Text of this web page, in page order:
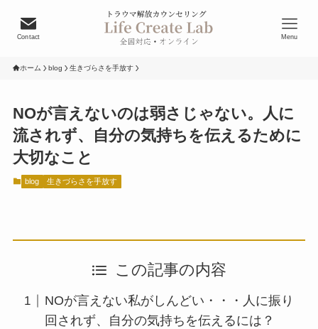
Contact Menu
ホーム blog 生きづらさを手放す
NOが言えないのは弱さじゃない。人に
流されず、自分の気持ちを伝えるために
大切なこと
blog 生きづらさを手放す
この記事の内容
NOが言えない私がしんどい・・・人に振り
回されず、自分の気持ちを伝えるには？